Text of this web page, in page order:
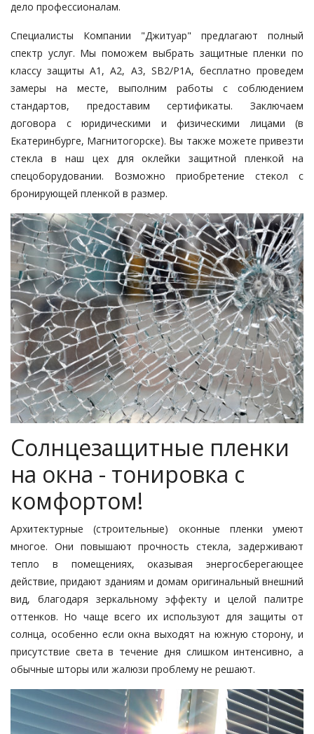
дело профессионалам.
Специалисты Компании "Джитуар" предлагают полный
спектр услуг. Мы поможем выбрать защитные пленки по
классу защиты А1, А2, А3, SB2/Р1А, бесплатно проведем
замеры на месте, выполним работы с соблюдением
стандартов, предоставим сертификаты. Заключаем
договора с юридическими и физическими лицами (в
Екатеринбурге, Магнитогорске). Вы также можете привезти
стекла в наш цех для оклейки защитной пленкой на
спецоборудовании. Возможно приобретение стекол с
бронирующей пленкой в размер.
Солнцезащитные пленки
на окна - тонировка с
комфортом!
Архитектурные (строительные) оконные пленки умеют
многое. Они повышают прочность стекла, задерживают
тепло в помещениях, оказывая энергосберегающее
действие, придают зданиям и домам оригинальный внешний
вид, благодаря зеркальному эффекту и целой палитре
оттенков. Но чаще всего их используют для защиты от
солнца, особенно если окна выходят на южную сторону, и
присутствие света в течение дня слишком интенсивно, а
обычные шторы или жалюзи проблему не решают.